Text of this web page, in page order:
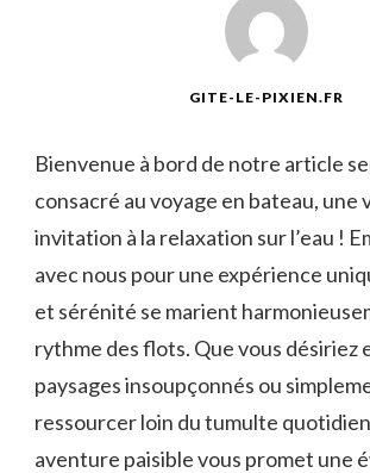
GITE-LE-PIXIEN.FR
Bienvenue à bord de notre article
consacré au voyage en bateau, une
invitation à la relaxation sur l’eau⁤ !
avec nous pour une expérience
et sérénité se marient
rythme​ des flots. Que vous désiriez
paysages insoupçonnés ou
ressourcer loin ‍du⁢ tumulte‍
aventure paisible vous promet une